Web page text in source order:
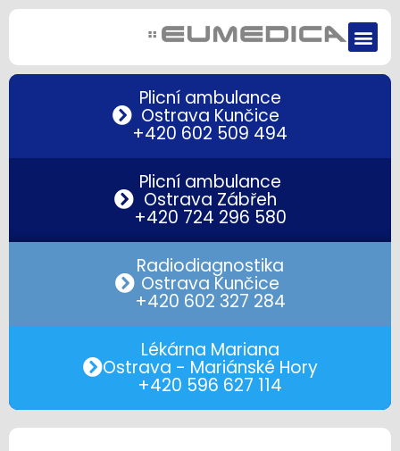
Plicní ambulance
Ostrava Kunčice
+420 602 509 494
Plicní ambulance
Ostrava Zábřeh
+420 724 296 580
Radiodiagnostika
Ostrava Kunčice
+420 602 327 284
Lékárna Mariana
Ostrava - Mariánské Hory
+420 596 627 114